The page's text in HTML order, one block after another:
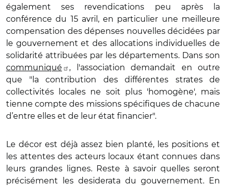
également ses revendications peu après la
conférence du 15 avril, en particulier une meilleure
compensation des dépenses nouvelles décidées par
le gouvernement et des allocations individuelles de
solidarité attribuées par les départements. Dans son
communiqué
, l'association demandait en outre
que "la contribution des différentes strates de
collectivités locales ne soit plus 'homogène', mais
tienne compte des missions spécifiques de chacune
d’entre elles et de leur état financier".
Le décor est déjà assez bien planté, les positions et
les attentes des acteurs locaux étant connues dans
leurs grandes lignes. Reste à savoir quelles seront
précisément les desiderata du gouvernement. En